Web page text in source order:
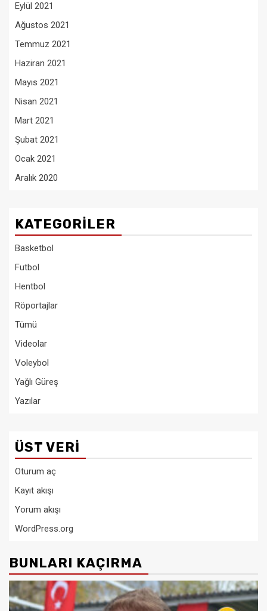
Eylül 2021
Ağustos 2021
Temmuz 2021
Haziran 2021
Mayıs 2021
Nisan 2021
Mart 2021
Şubat 2021
Ocak 2021
Aralık 2020
KATEGORILER
Basketbol
Futbol
Hentbol
Röportajlar
Tümü
Videolar
Voleybol
Yağlı Güreş
Yazılar
ÜST VERI
Oturum aç
Kayıt akışı
Yorum akışı
WordPress.org
BUNLARI KAÇIRMA